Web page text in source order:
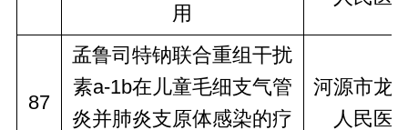
用
87
孟鲁司特钠联合重组干扰
素a-1b在儿童毛细支气管
炎并肺炎支原体感染的疗
河源市龙
人民医